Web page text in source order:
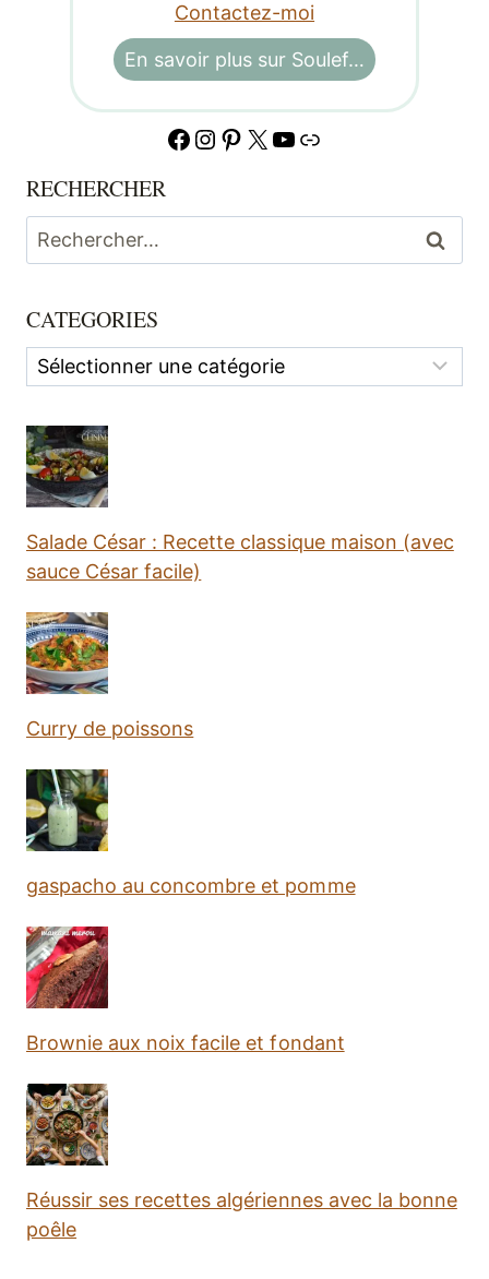
Contactez-moi
En savoir plus sur Soulef…
Facebook
Instagram
Pinterest
X YouTube
Lien
RECHERCHER
Rechercher :
CATEGORIES
Categories
Salade César : Recette classique maison (avec
sauce César facile)
Curry de poissons
gaspacho au concombre et pomme
Brownie aux noix facile et fondant
Réussir ses recettes algériennes avec la bonne
poêle